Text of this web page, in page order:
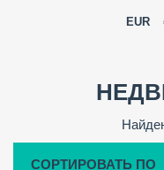
EUR
RUB
GBP
CNY
СОРТИРОВАТЬ ПО